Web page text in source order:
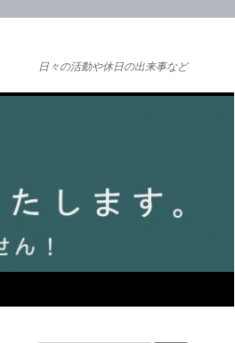
日々の活動や休日の出来事など